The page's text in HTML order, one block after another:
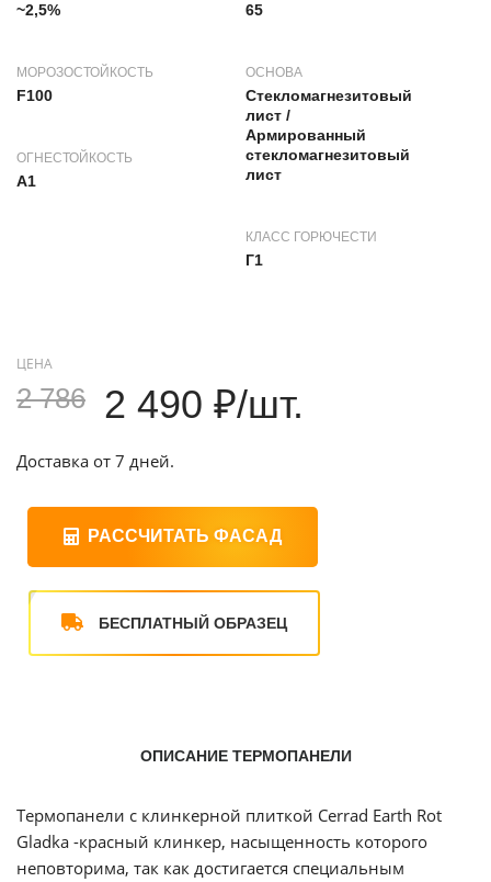
~2,5%
МОРОЗОСТОЙКОСТЬ
F100
ОГНЕСТОЙКОСТЬ
A1
65
ОСНОВА
Стекломагнезитовый
лист /
Армированный
стекломагнезитовый
лист
КЛАСС ГОРЮЧЕСТИ
Г1
ЦЕНА
2 786 2 490 ₽/шт.
Доставка от 7 дней.
РАССЧИТАТЬ ФАСАД
БЕСПЛАТНЫЙ ОБРАЗЕЦ
ОПИСАНИЕ ТЕРМОПАНЕЛИ
Термопанели с клинкерной плиткой Cerrad Earth Rot
Gladka -красный клинкер, насыщенность которого
неповторима, так как достигается специальным